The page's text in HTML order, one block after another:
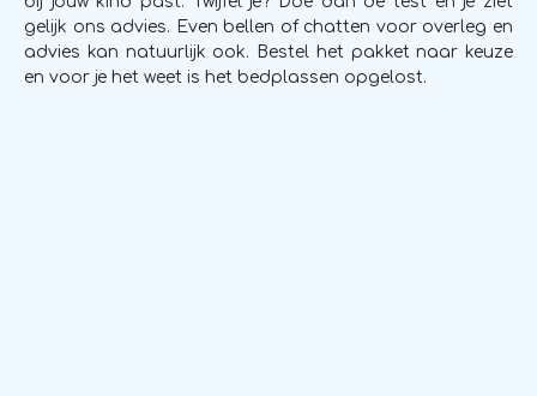
gelijk ons advies. Even bellen of chatten voor overleg en
advies kan natuurlijk ook. Bestel het pakket naar keuze
en voor je het weet is het bedplassen opgelost.